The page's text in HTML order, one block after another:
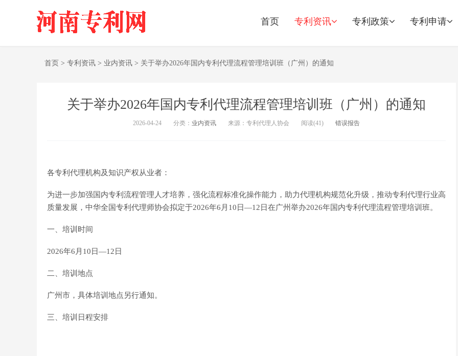
首页 专利资讯 专利政策 专利申请
首页 > 专利资讯 > 业内资讯 > 关于举办2026年国内专利代理流程管理培训班（广州）的通知
关于举办2026年国内专利代理流程管理培训班（广州）的通知
2026-04-24 分类： 业内资讯 来源：专利代理人协会 阅读(41) 错误报告
各专利代理机构及知识产权从业者：
为进一步加强国内专利流程管理人才培养，强化流程标准化操作能力，助力代理机构规范化升级，推动专利代理行业高
质量发展，中华全国专利代理师协会拟定于2026年6月10日—12日在广州举办2026年国内专利代理流程管理培训班。
一、培训时间
2026年6月10日—12日
二、培训地点
广州市，具体培训地点另行通知。
三、培训日程安排